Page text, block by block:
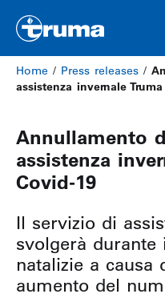
Home / Press releases /
assistenza invernale
Annullamento
assistenza
Covid-19
Il servizio di
svolgerà
natalizie a causa
aumento del